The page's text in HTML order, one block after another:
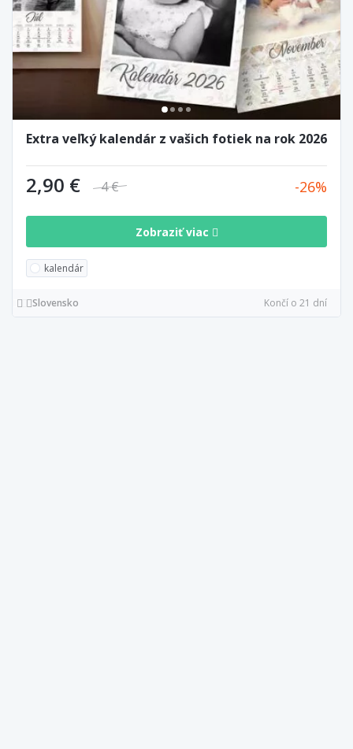
Extra veľký kalendár z vašich fotiek na rok 2026
2,90 € 4 € 26
Zobraziť viac
kalendár
Slovensko Končí o 21 dní